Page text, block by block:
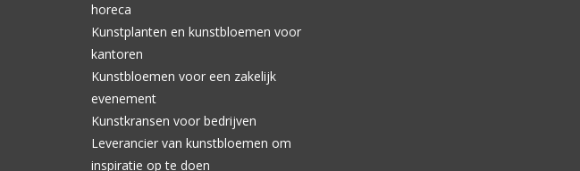
horeca
Kunstplanten en kunstbloemen voor
kantoren
Kunstbloemen voor een zakelijk
evenement
Kunstkransen voor bedrijven
Leverancier van kunstbloemen om
inspiratie op te doen